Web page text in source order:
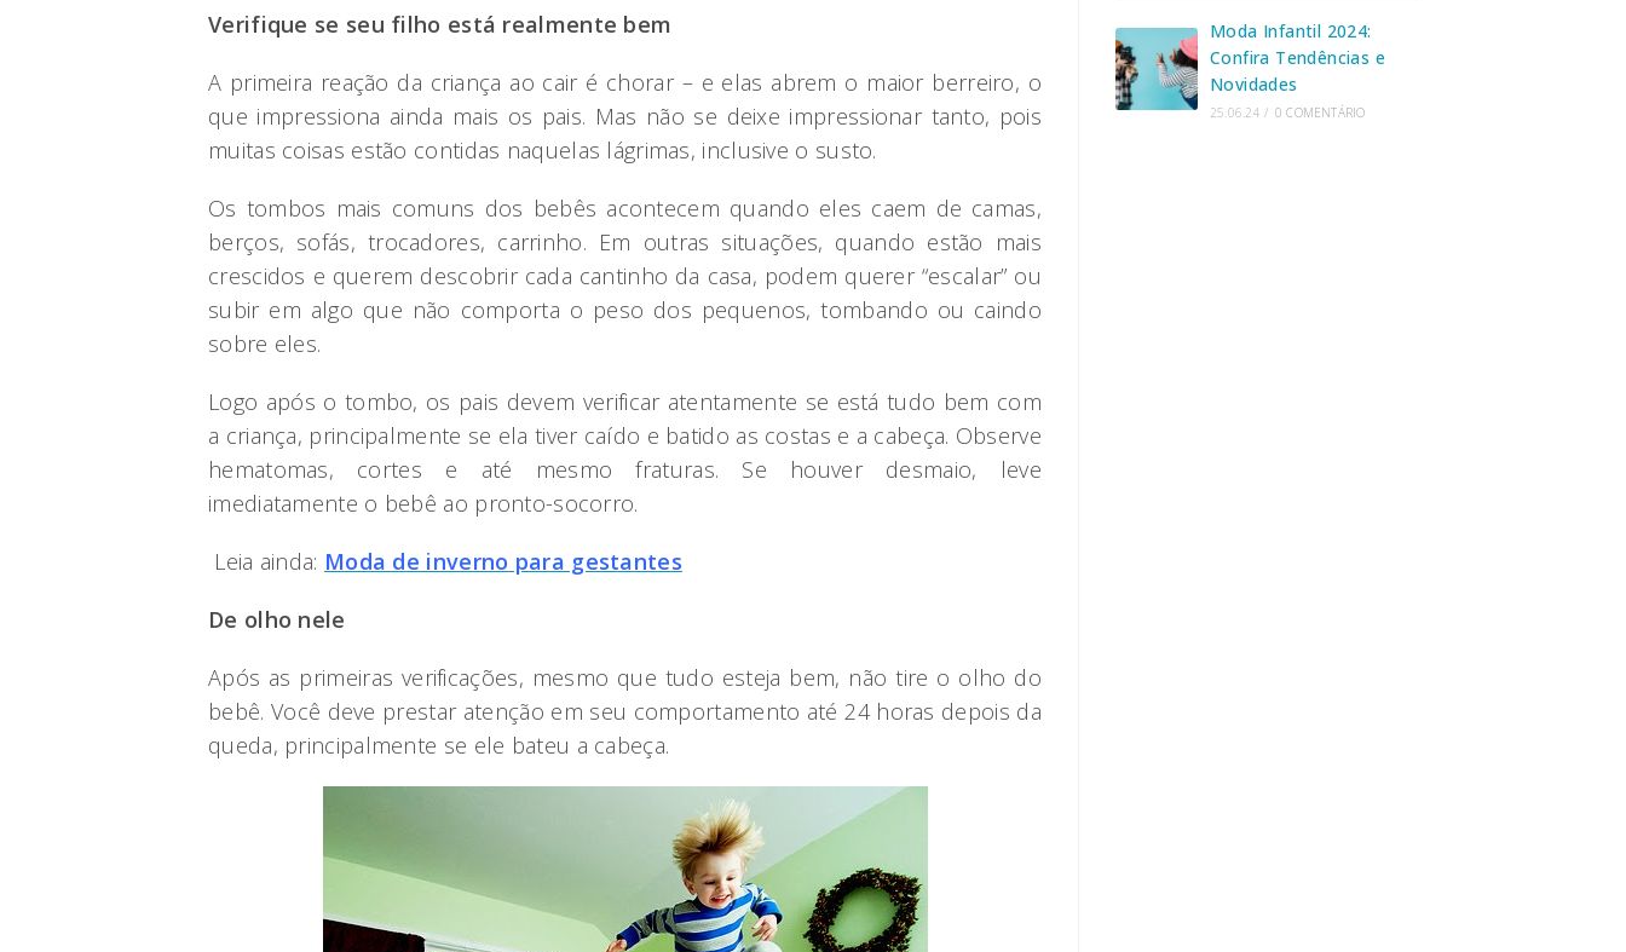
Verifique se seu filho está realmente bem
A primeira reação da criança ao cair é chorar – e elas abrem o maior berreiro, o
que impressiona ainda mais os pais. Mas não se deixe impressionar tanto, pois
muitas coisas estão contidas naquelas lágrimas, inclusive o susto.
Os tombos mais comuns dos bebês acontecem quando eles caem de camas,
berços, sofás, trocadores, carrinho. Em outras situações, quando estão mais
crescidos e querem descobrir cada cantinho da casa, podem querer “escalar” ou
subir em algo que não comporta o peso dos pequenos, tombando ou caindo
sobre eles.
Logo após o tombo, os pais devem verificar atentamente se está tudo bem com
a criança, principalmente se ela tiver caído e batido as costas e a cabeça. Observe
hematomas, cortes e até mesmo fraturas. Se houver desmaio, leve
imediatamente o bebê ao pronto-socorro.
Leia ainda: Moda de inverno para gestantes
De olho nele
Após as primeiras verificações, mesmo que tudo esteja bem, não tire o olho do
bebê. Você deve prestar atenção em seu comportamento até 24 horas depois da
queda, principalmente se ele bateu a cabeça.
Moda Infantil 2024:
Confira Tendências e
Novidades
25.06.24 / 0 COMENTÁRIO